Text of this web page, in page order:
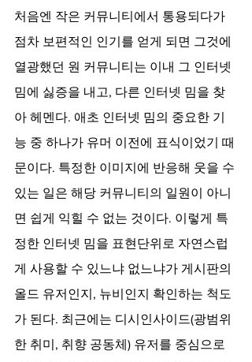
처음엔 작은 커뮤니티에서 통용되다가
점차 보편적인 인기를 얻게 되면 그것에
열광했던 원 커뮤니티는 이내 그 인터넷
밈에 싫증을 내고, 다른 인터넷 밈을 찾
아 헤멘다. 애초 인터넷 밈의 중요한 기
능 중 하나가 유머 이전에 표식이었기 때
문이다. 특정한 이미지에 반응해 웃을 수
있는 일은 해당 커뮤니티의 일원이 아니
면 쉽게 익힐 수 없는 것이다. 이렇게 특
정한 인터넷 밈을 표현단위로 자연스럽
게 사용할 수 있느냐 없느냐가 게시판의
올드 유저인지, 뉴비인지 확인하는 척도
가 된다. 최근에는 디시인사이드(광범위
한 취미, 취향 공동체) 유저를 중심으로